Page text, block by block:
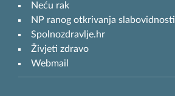
Neću rak
NP ranog otkrivanja slabovidnosti
Spolnozdravlje.hr
Živjeti zdravo
Webmail